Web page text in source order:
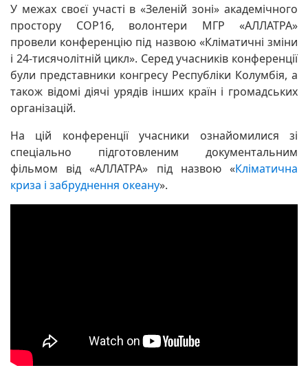
У межах своєї участі в «Зеленій зоні» академічного
простору COP16, волонтери МГР «АЛЛАТРА»
провели конференцію під назвою «Кліматичні зміни
і 24-тисячолітній цикл». Серед учасників конференції
були представники конгресу Республіки Колумбія, а
також відомі діячі урядів інших країн і громадських
організацій.
На цій конференції учасники ознайомилися зі
спеціально підготовленим документальним
фільмом від «АЛЛАТРА» під назвою «Кліматична
криза і забруднення океану».